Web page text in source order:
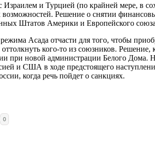
и Турцией (по крайней мере, в
возможностей. Решение о снятии
Штатов Америки и Европейского
Асада отчасти для того, чтобы
кого-то из союзников.
при новой администрации Белого Дома.
и США в ходе предстоящего
когда речь пойдет о санкциях.
0